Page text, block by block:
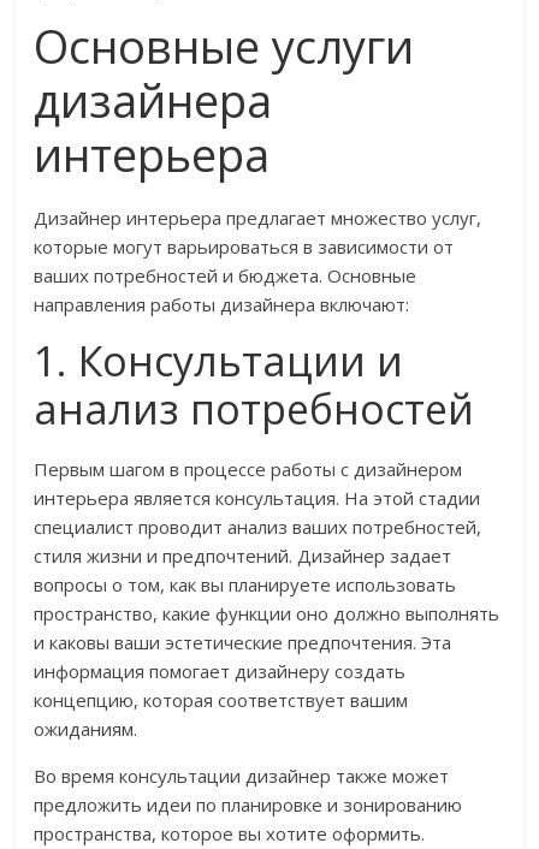
Основные услуги
дизайнера
интерьера
Дизайнер интерьера предлагает множество услуг,
которые могут варьироваться в зависимости от
ваших потребностей и бюджета. Основные
направления работы дизайнера включают:
1. Консультации и
анализ потребностей
Первым шагом в процессе работы с дизайнером
интерьера является консультация. На этой стадии
специалист проводит анализ ваших потребностей,
стиля жизни и предпочтений. Дизайнер задает
вопросы о том, как вы планируете использовать
пространство, какие функции оно должно выполнять
и каковы ваши эстетические предпочтения. Эта
информация помогает дизайнеру создать
концепцию, которая соответствует вашим
ожиданиям.
Во время консультации дизайнер также может
предложить идеи по планировке и зонированию
пространства, которое вы хотите оформить.